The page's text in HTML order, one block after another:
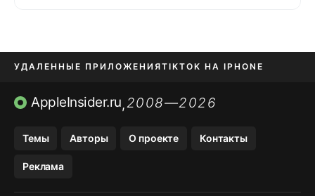
УДАЛЕННЫЕ ПРИЛОЖЕНИЯTIKTOK НА IPHONE
ПРИЛОЖЕНИЯ БЕЗ APP STORE
AppleInsider.ru,2008—2026
Темы Авторы О проекте Контакты
Реклама